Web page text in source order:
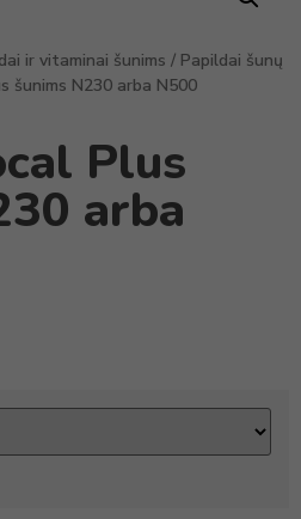
ir vitaminai šunims / Papildai šunų
šunims N230 arba N500
Plus
arba